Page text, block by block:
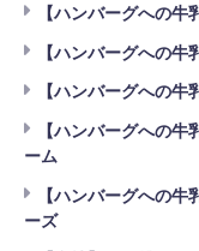
【ハンバーグへの
【ハンバーグへの
【ハンバーグへの
【ハンバーグへの牛
ーム
【ハンバーグへの
ーズ